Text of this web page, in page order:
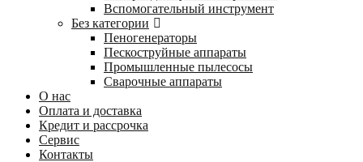
Вспомогательный инструмент
Без категории
Пеногенераторы
Пескоструйные аппараты
Промышленные пылесосы
Сварочные аппараты
О нас
Оплата и доставка
Кредит и рассрочка
Сервис
Контакты